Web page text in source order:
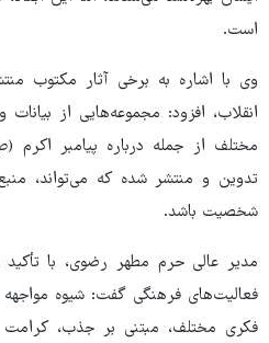
است.
وی با اشاره به برخی آثار مکتوب
انقلاب، افزود: مجموعه‌هایی از
مختلف از جمله درباره پیامبر
تدوین و منتشر شده که می‌تواند،
شخصیت باشد.
مدیر عالی حرم مطهر رضوی، با
فعالیت‌های فرهنگی گفت: شیوه
فکری مختلف، مبتنی بر جذب، کرامت